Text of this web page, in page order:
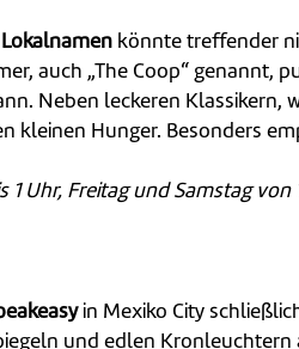
Lokalnamen könnte treffender
auch „The Coop“ genannt,
Neben leckeren Klassikern,
kleinen Hunger. Besonders
Uhr, Freitag und Samstag von
in Mexiko City
und edlen Kronleuchtern